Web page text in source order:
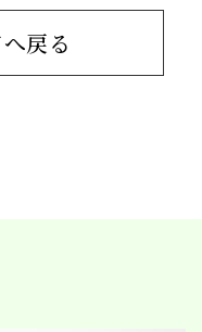
戻る